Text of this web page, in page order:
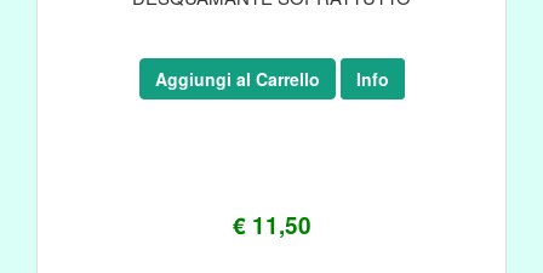
€ 11,50
Aggiungi al Carrello Info